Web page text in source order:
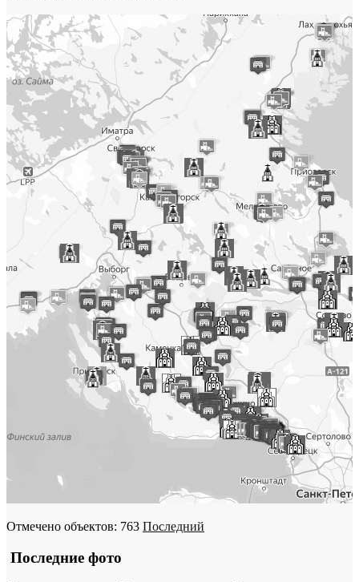
Отмечено объектов: 763 Последний
Последние фото